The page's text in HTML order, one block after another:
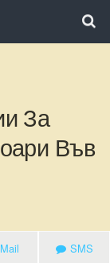
За
Във
Mail SMS